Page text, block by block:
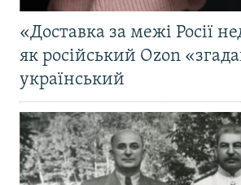
«Доставка за межі Росії
як російський Ozon
український